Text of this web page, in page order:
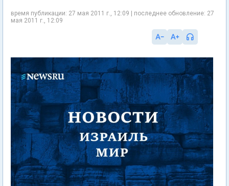
время публикации: 27 мая 2011 г., 12:09 | последнее обновление: 27
мая 2011 г., 12:09